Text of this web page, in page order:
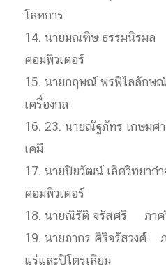
โลหการ
14. นายมณฑิษ ธรรมนิรมล
คอมพิวเตอร์
15. นายกฤษณ์ พรพิไลลักษ
เครื่องกล
16. 23. นายณัฐภัทร เกษม
เคมี
17. นายปิยวัฒน์ เลิศวิทยาก
คอมพิวเตอร์
18. นายณิรัติ จรัสศรี ภาค
19. นายภากร ศิริจรัสวงศ์
แร่และปิโตรเลียม